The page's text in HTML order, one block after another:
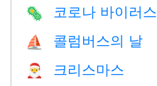
🦠 코로나 바이러스
⛵️ 콜럼버스의 날
🎅 크리스마스